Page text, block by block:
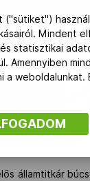
államtitkár
("sütiket")
Mindent
statisztikai
Amennyiben
a